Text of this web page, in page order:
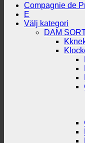
Compagnie de
E
Välj kategori
DAM